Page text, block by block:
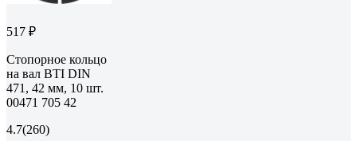
517 ₽
Стопорное кольцо
на вал BTI DIN
471, 42 мм, 10 шт.
00471 705 42
4.7(260)